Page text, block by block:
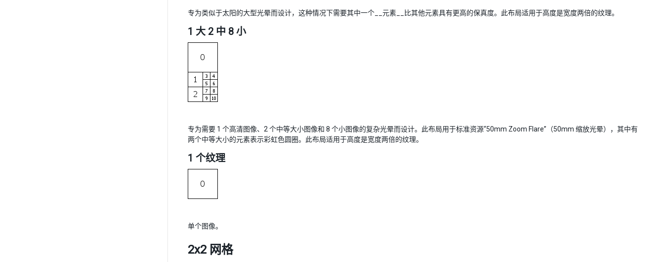
专为类似于太阳的大型光晕而设计，这种情况下需要其中一个__元素__比其他元素具有更高的保真度。此布局适用于高度是宽度两倍的纹理。
1 大 2 中 8 小
专为需要 1 个高清图像、2 个中等大小图像和 8 个小图像的复杂光晕而设计。此布局用于标准资源“50mm Zoom Flare”（50mm 缩放光晕），其中有
两个中等大小的元素表示彩虹色圆圈。此布局适用于高度是宽度两倍的纹理。
1 个纹理
单个图像。
2x2 网格